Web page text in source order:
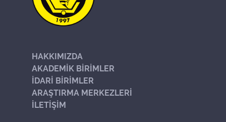
HAKKIMIZDA
AKADEMİK BİRİMLER
İDARİ BİRİMLER
ARAŞTIRMA MERKEZLERİ
İLETİŞİM